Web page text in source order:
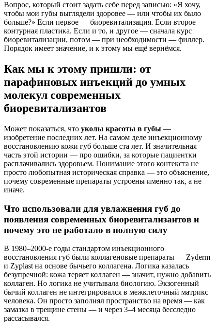
Вопрос, который стоит задать себе перед записью: «Я хочу,
чтобы мои губы выглядели здоровее — или чтобы их было
больше?» Если первое — биоревитализация. Если второе —
контурная пластика. Если и то, и другое — сначала курс
биоревитализации, потом — при необходимости — филлер.
Порядок имеет значение, и к этому мы ещё вернёмся.
Как мы к этому пришли: от
парафиновых инъекций до умных
молекул современных
биоревитализантов
Может показаться, что уколы красоты в губы —
изобретение последних лет. На самом деле инъекционному
восстановлению кожи губ больше ста лет. И значительная
часть этой истории — про ошибки, за которые пациентки
расплачивались здоровьем. Понимание этого контекста не
просто любопытная историческая справка — это объяснение,
почему современные препараты устроены именно так, а не
иначе.
Что использовали для увлажнения губ до
появления современных биоревитализантов и
почему это не работало в полную силу
В 1980–2000-е годы стандартом инъекционного
восстановления губ были коллагеновые препараты — Zyderm
и Zyplast на основе бычьего коллагена. Логика казалась
безупречной: кожа теряет коллаген — значит, нужно добавить
коллаген. Но логика не учитывала биологию. Экзогенный
бычий коллаген не интегрировался в межклеточный матрикс
человека. Он просто заполнял пространство на время — как
замазка в трещине стены — и через 3–4 месяца бесследно
рассасывался.